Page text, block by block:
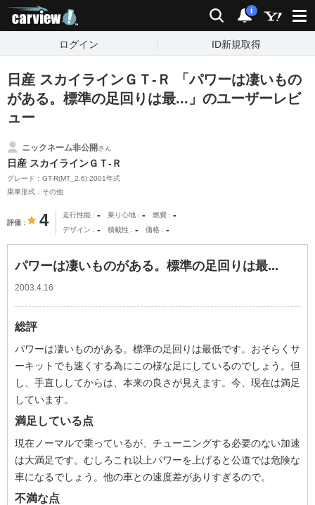
検索 通知
i
ログイン ID新規取得
日産 スカイラインＧＴ‐Ｒ 「パワーは凄いもの
がある。標準の足回りは最...」のユーザーレビ
ュー
ニックネーム非公開さん
日産 スカイラインＧＴ‐Ｒ
グレード：GT-R(MT_2.6) 2001年式
乗車形式：その他
評価 4 走行性能 - 乗り心地 - 燃費 -
デザイン - 積載性 - 価格 -
パワーは凄いものがある。標準の足回りは最...
2003.4.16
総評
パワーは凄いものがある。標準の足回りは最低です。おそらくサ
ーキットでも速くする為にこの様な足にしているのでしょう。但
し、手直ししてからは、本来の良さが見えます。今、現在は満足
しています。
満足している点
現在ノーマルで乗っているが、チューニングする必要のない加速
は大満足です。むしろこれ以上パワーを上げると公道では危険な
車になるでしょう。他の車との速度差がありすぎるので。
不満な点